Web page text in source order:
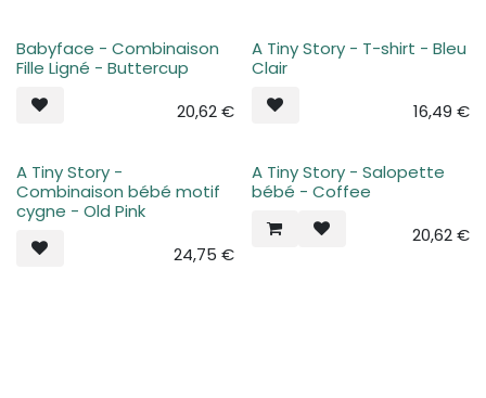
Plus de stock
Babyface - Combinaison
Fille Ligné - Buttercup
20,62€ Plus de stock
A Tiny Story - T-shirt - Bleu
Clair
16,49 €
Plus de stock
A Tiny Story -
Combinaison bébé motif
cygne - Old Pink
24,75 €
Plus de stock
A Tiny Story - Salopette
bébé - Coffee
20,62€